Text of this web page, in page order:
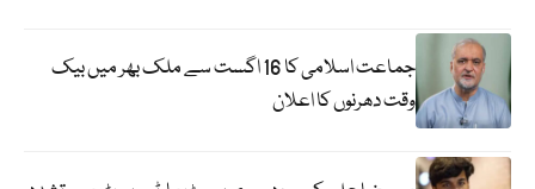
جماعت اسلامی کا 16 اگست سے ملک بھر میں بیک
وقت دھرنوں کا اعلان